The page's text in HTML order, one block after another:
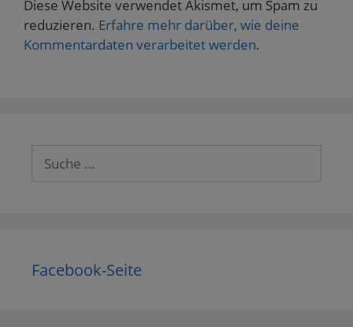
Diese Website verwendet Akismet, um Spam zu
reduzieren. Erfahre mehr darüber, wie deine
Kommentardaten verarbeitet werden.
Suche
nach:
Facebook-Seite